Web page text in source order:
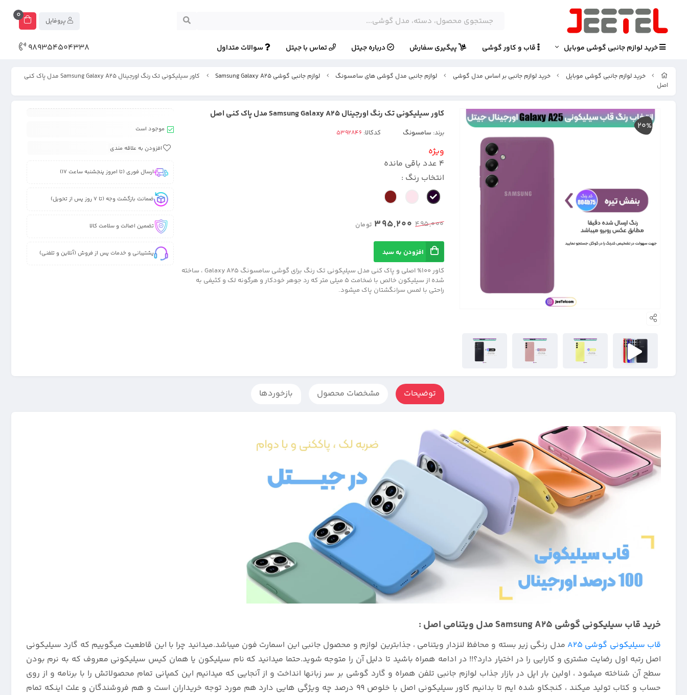
0
خرید لوازم جانبی گوشی موبایل قاب و کاور گوشی پیگیری سفارش درباره جیتل تماس با جیتل سوالات متداول 989354504338
خرید لوازم جانبی گوشی موبایل خرید لوازم جانبی بر اساس مدل گوشی لوازم جانبی مدل گوشی های سامسونگ لوازم جانبی گوشی Samsung Galaxy A25
کاور سیلیکونی تک رنگ اورجینال Samsung Galaxy A25 مدل پاک کنی
اصل
20%
کاور سیلیکونی تک رنگ اورجینال Samsung Galaxy A25 مدل پاک کنی اصل
برند: سامسونگ کدکالا:
ویژه
4 عدد باقی مانده
انتخاب رنگ :
495,000
395,200 تومان
افزودن به سبد
کاور 100% اصلی و پاک کنی مدل سیلیکونی تک رنگ برای گوشی سامسونگ Galaxy A25 ، ساخته
شده از سیلیکون خالص با ضخامت 5 میلی متر که رد جوهر خودکار و هرگونه لک و کثیفی به
راحتی با لمس سرانگشتان پاک میشود.
موجود است
افزودن به علاقه مندی
ارسال فوری (تا امروز پنجشنبه ساعت 17)
ضمانت بازگشت وجه (تا 7 روز پس از تحویل)
تضمین اصالت و سلامت کالا
پشتیبانی و خدمات پس از فروش (آنلاین و تلفنی)
توضیحات مشخصات محصول بازخوردها
خرید قاب سیلیکونی گوشی Samsung A25 مدل ویتنامی اصل :
قاب سیلیکونی گوشی A25
مدل رنگی زیر بسته و محافظ لنزدار ویتنامی ، جذابترین لوازم و محصول جانبی این اسمارت فون میباشد.میدانید چرا با این قاطعیت میگوییم که گارد سیلیکونی
اصل رتبه اول رضایت مشتری و کارایی را در اختیار دارد؟!! در ادامه همراه باشید تا دلیل آن را متوجه شوید.حتما میدانید که نام سیلیکون یا همان کیس سیلیکونی معروف که به نرم بودن
سطح آن شناخته میشود ، اولین بار اپل در بازار جذاب لوازم جانبی تلفن همراه و گارد گوشی بر سر زبانها انداخت و از آنجایی که میدانیم این کمپانی تمام محصولاتش را با برنامه و از روی
حساب و کتاب تولید میکند ، کنجکاو شده ایم تا بدانیم کاور سیلیکونی اصل با خلوص 99 درصد چه ویژگی هایی دارد هم مورد توجه خریداران است و هم فروشندگان و علت اینکه تمام